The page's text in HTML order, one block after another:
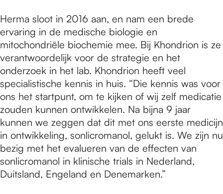
Herma sloot in 2016 aan, en nam een brede
ervaring in de medische biologie en
mitochondriële biochemie mee. Bij Khondrion is ze
verantwoordelijk voor de strategie en het
onderzoek in het lab. Khondrion heeft veel
specialistische kennis in huis. “Die kennis was voor
ons het startpunt, om te kijken of wij zelf medicatie
zouden kunnen ontwikkelen. Na bijna 9 jaar
kunnen we zeggen dat dit met ons eerste medicijn
in ontwikkeling, sonlicromanol, gelukt is. We zijn nu
bezig met het evalueren van de effecten van
sonlicromanol in klinische trials in Nederland,
Duitsland, Engeland en Denemarken.”